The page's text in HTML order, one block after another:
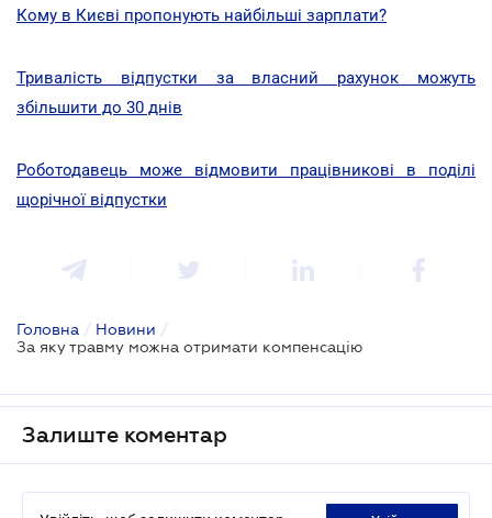
Кому в Києві пропонують найбільші зарплати?
Тривалість відпустки за власний рахунок можуть
збільшити до 30 днів
Роботодавець може відмовити працівникові в поділі
щорічної відпустки
Головна / Новини /
За яку травму можна отримати компенсацію
Залиште коментар